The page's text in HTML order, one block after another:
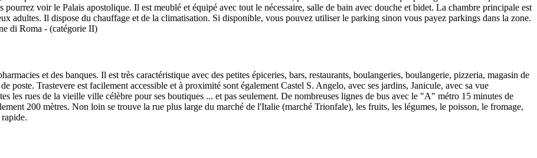
voir le Palais apostolique. Il est meublé et équipé avec tout le nécessaire, salle de bain avec douche et bidet. La chambre principale est
adultes. Il dispose du chauffage et de la climatisation. Si disponible, vous pouvez utiliser le parking sinon vous payez parkings dans la zone.
di Roma - (catégorie II)
et des banques. Il est très caractéristique avec des petites épiceries, bars, restaurants, boulangeries, boulangerie, pizzeria, magasin de
poste. Trastevere est facilement accessible et à proximité sont également Castel S. Angelo, avec ses jardins, Janicule, avec sa vue
les rues de la vieille ville célèbre pour ses boutiques ... et pas seulement. De nombreuses lignes de bus avec le "A" métro 15 minutes de
200 mètres. Non loin se trouve la rue plus large du marché de l'Italie (marché Trionfale), les fruits, les légumes, le poisson, le fromage,